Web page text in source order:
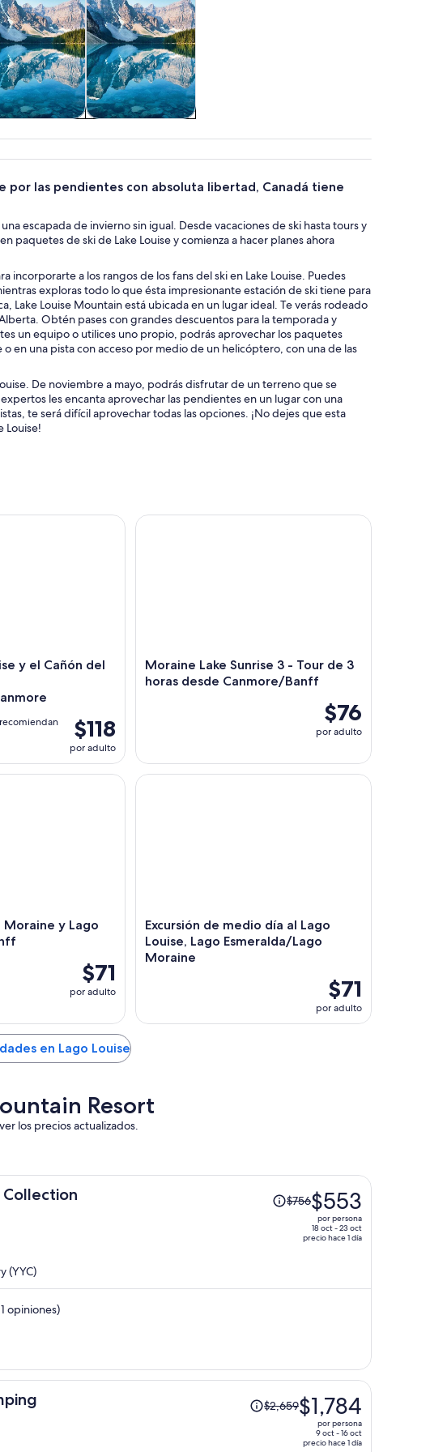
al aire
libre
naturaleza
las pendientes con absoluta libertad, Canadá tiene
escapada de invierno sin igual. Desde vacaciones de ski hasta tours y
paquetes de ski de Lake Louise y comienza a hacer planes ahora
incorporarte a los rangos de los fans del ski en Lake Louise. Puedes
exploras todo lo que ésta impresionante estación de ski tiene para
Lake Louise Mountain está ubicada en un lugar ideal. Te verás rodeado
Obtén pases con grandes descuentos para la temporada y
un equipo o utilices uno propio, podrás aprovechar los paquetes
en una pista con acceso por medio de un helicóptero, con una de las
De noviembre a mayo, podrás disfrutar de un terreno que se
les encanta aprovechar las pendientes en un lugar con una
te será difícil aprovechar todas las opciones. ¡No dejes que esta
Louise!
y el Cañón del
$118
por adulto
y el Cañón del Mármol desde Calgary/Banff/Canmore
Moraine Lake Sunrise 3 - Tour de 3
horas desde Canmore/Banff
$76
por adulto
Moraine Lake Sunrise 3 - Tour de 3 horas desde
Moraine y Lago
$71
por adulto
y Lago Louise desde Banff
Excursión de medio día al Lago
Louise, Lago Esmeralda/Lago
Moraine
$71
por adulto
Excursión de medio día al Lago Louise, Lago
en Lago Louise
Resort
los precios actualizados.
El
precio
ahora
persona
$756$553
por persona
18 oct - 23 oct
precio hace 1 día
(YYC)
opiniones)
El
precio
$2,659$1,784
por persona
9 oct - 16 oct
precio hace 1 día